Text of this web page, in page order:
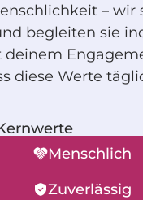
– wir
begleiten sie
deinem
diese Werte
Menschlich
Zuverlässig